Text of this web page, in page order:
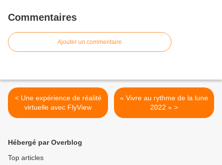
Commentaires
Ajouter un commentaire
< Une expérience de réalité
virtuelle avec FlyView
« Vivre au rythme de la lune
2022 » >
Hébergé par Overblog
Top articles